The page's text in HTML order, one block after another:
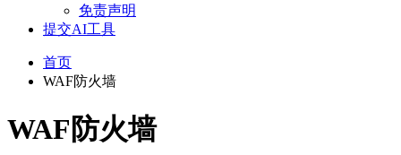
免责声明
提交AI工具
首页
WAF防火墙
WAF防火墙